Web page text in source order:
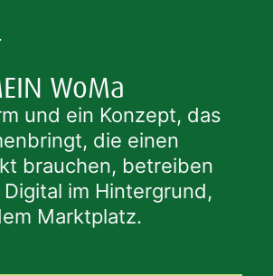
WoMa
und ein Konzept, das
die einen
brauchen, betreiben
im Hintergrund,
Marktplatz.